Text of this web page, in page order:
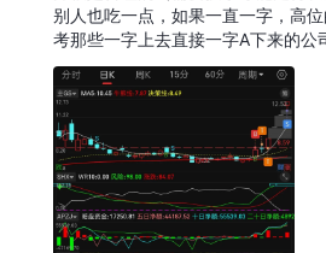
别人也吃一点，如果一直一字，高
考那些一字上去直接一字A下来的公